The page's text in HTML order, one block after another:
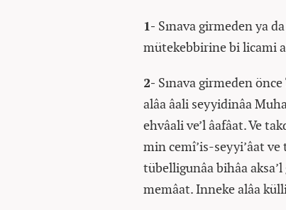
1- Sınava girmeden ya
mütekebbirine bi licami
2- Sınava girmeden
alâa âali seyyidinâa
ehvâali ve’l âafâat. Ve
min cemî’is-seyyi’âat
tübelligunâa bihâa
memâat. Inneke alâa